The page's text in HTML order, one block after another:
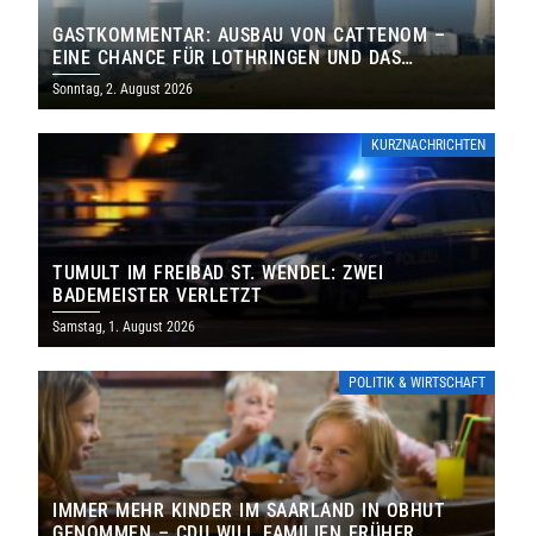
GASTKOMMENTAR: AUSBAU VON CATTENOM –
EINE CHANCE FÜR LOTHRINGEN UND DAS
SAARLAND
Sonntag, 2. August 2026
KURZNACHRICHTEN
TUMULT IM FREIBAD ST. WENDEL: ZWEI
BADEMEISTER VERLETZT
Samstag, 1. August 2026
POLITIK & WIRTSCHAFT
IMMER MEHR KINDER IM SAARLAND IN OBHUT